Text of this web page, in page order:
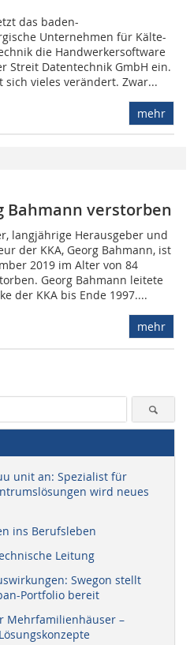
das baden-
Unternehmen für Kälte-
die Handwerkersoftware
Streit Datentechnik GmbH ein.
sich vieles verändert. Zwar...
mehr
Bahmann verstorben
langjährige Herausgeber und
der KKA, Georg Bahmann, ist
2019 im Alter von 84
Georg Bahmann leitete
der KKA bis Ende 1997....
mehr
unit an: Spezialist für
wird neues
ins Berufsleben
Leitung
Swegon stellt
Portfolio bereit
Mehrfamilienhäuser –